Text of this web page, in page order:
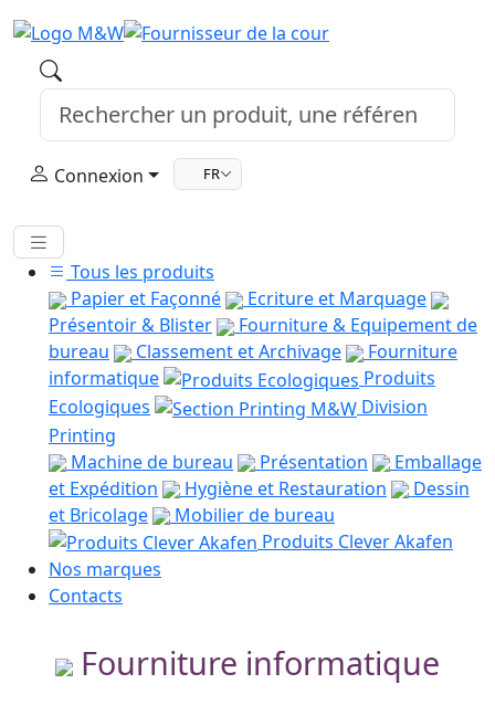
Connexion FR
Tous les produits
Papier et Façonné
Ecriture et Marquage
Présentoir & Blister
Fourniture & Equipement de
bureau
Classement et Archivage
Fourniture
informatique
Produits
Ecologiques
Division
Printing
Machine de bureau
Présentation
Emballage
et Expédition
Hygiène et Restauration
Dessin
et Bricolage
Mobilier de bureau
Produits Clever Akafen
Nos marques
Contacts
Fourniture informatique